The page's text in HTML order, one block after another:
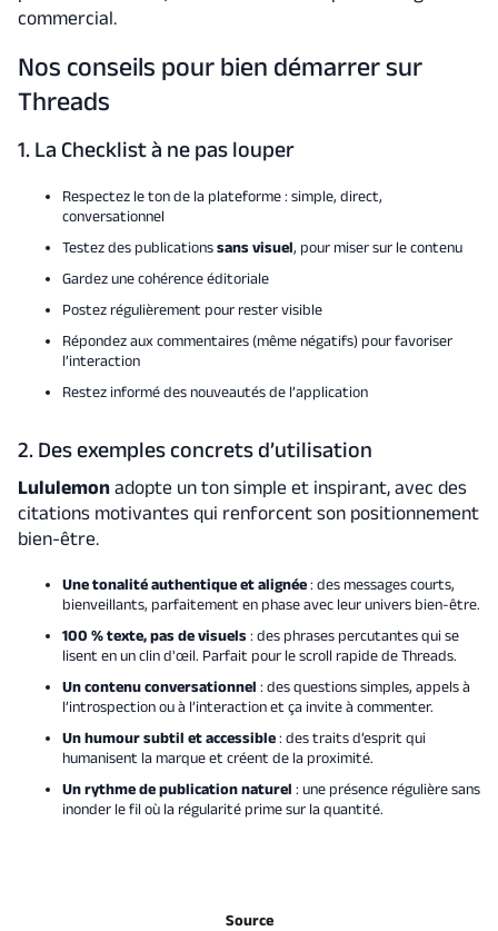
commercial.
Nos conseils pour bien démarrer sur
Threads
1. La Checklist à ne pas louper
Respectez le ton de la plateforme : simple, direct,
conversationnel
Testez des publicationssans visuel, pour miser sur le contenu
Gardez une cohérence éditoriale
Postez régulièrement pour rester visible
Répondez aux commentaires (même négatifs) pour favoriser
l’interaction
Restez informé des nouveautés de l’application
2. Des exemples concrets d’utilisation
Lululemonadopte un ton simple et inspirant, avec des
citations motivantes qui renforcent son positionnement
bien-être.
Une tonalité authentique et alignée: des messages courts,
bienveillants, parfaitement en phase avec leur univers bien-être.
100 % texte, pas de visuels : des phrases percutantes qui se
lisent en un clin d'œil. Parfait pour le scroll rapide de Threads.
Un contenu conversationnel : des questions simples, appels à
l’introspection ou à l’interaction et ça invite à commenter.
Un humour subtil et accessible: des traits d’esprit qui
humanisent la marque et créent de la proximité.
Un rythme de publication naturel : une présence régulière sans
inonder le fil où la régularité prime sur la quantité.
Source